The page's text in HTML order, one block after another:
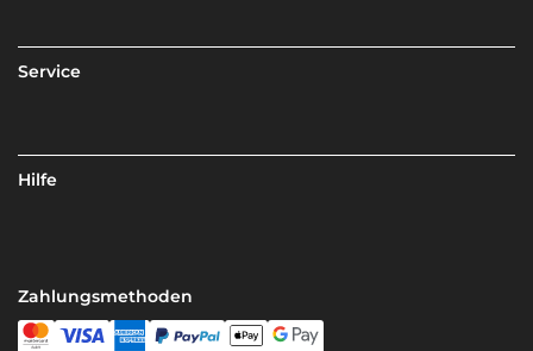
Service
Hilfe
Zahlungsmethoden